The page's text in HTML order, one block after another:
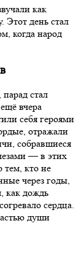
как
Этот день стал
когда народ
стал
вчера
себя героями
отражали
собравшиеся
— в этих
тем, кто не
через годы,
как дождь
сердца.
души